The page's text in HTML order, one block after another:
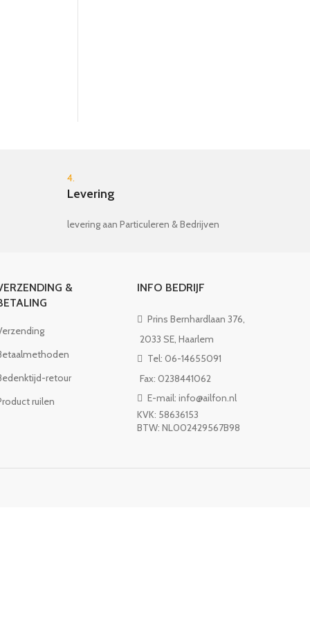
4.
Levering
levering aan Particuleren & Bedrijven
&
retour
ruilen
INFO BEDRIJF
Prins Bernhardlaan 376,
2033 SE, Haarlem
Tel: 06-14655091
Fax: 0238441062
E-mail: info@ailfon.nl
KVK: 58636153
BTW: NL002429567B98